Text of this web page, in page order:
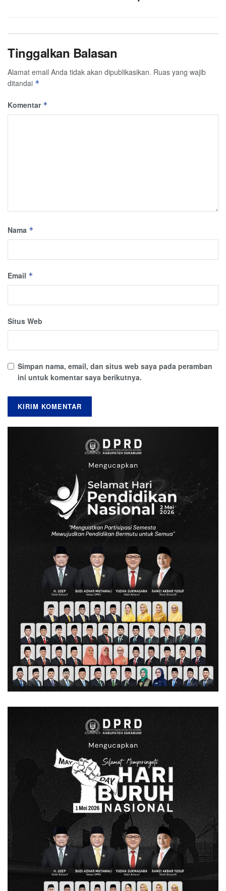
Tinggalkan Balasan
Alamat email Anda tidak akan dipublikasikan. Ruas yang wajib
ditandai *
Komentar *
Nama *
Email *
Situs Web
Simpan nama, email, dan situs web saya pada peramban
ini untuk komentar saya berikutnya.